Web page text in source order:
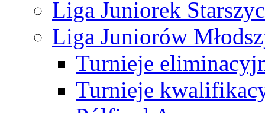
Liga Juniorek
Liga Juniorów
Turnieje
Turnieje